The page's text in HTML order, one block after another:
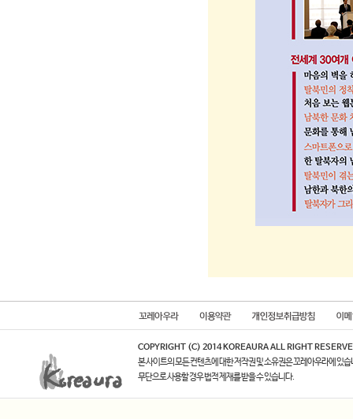
COPYRIGHT (C) 2014 KOREAURA ALL RIGHT
본 사이트의 모든 컨텐츠에 대한 저작권 및 소유권은 꼬레아우라에 있습
무단으로 사용할 경우 법적 제재를 받을 수 있습니다.